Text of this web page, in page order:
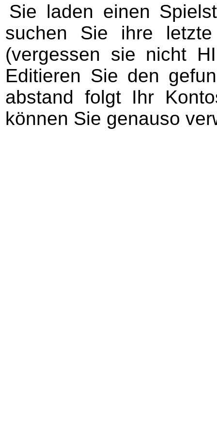
Sie laden einen
suchen Sie ihre
(vergessen sie nicht
Editieren Sie den
abstand folgt Ihr
können Sie genauso